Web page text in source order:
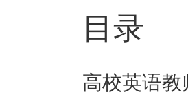
目录
高校英语